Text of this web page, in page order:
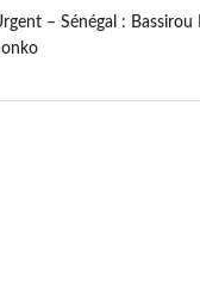
– Sénégal :